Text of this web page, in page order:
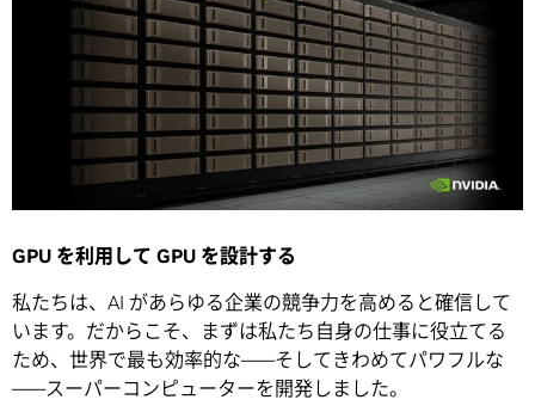
GPU を利用して GPU を設計する
私たちは、AI があらゆる企業の競争力を高めると確信して
います。だからこそ、まずは私たち自身の仕事に役立てる
ため、世界で最も効率的な――そしてきわめてパワフルな
――スーパーコンピューターを開発しました。